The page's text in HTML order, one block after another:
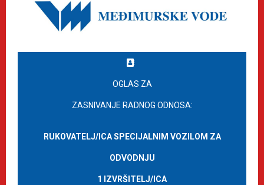
OGLAS ZA
ZASNIVANJE RADNOG ODNOSA:
RUKOVATELJ/ICA SPECIJALNIM VOZILOM ZA
ODVODNJU
1 IZVRŠITELJ/ICA